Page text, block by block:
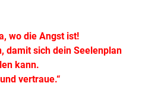
wo die Angst ist!
damit sich dein Seelenplan
kann.
vertraue.“